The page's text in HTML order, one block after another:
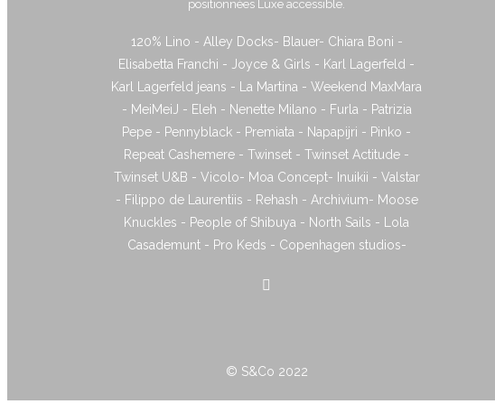
positionnées Luxe accessible.
120% Lino - Alley Docks- Blauer- Chiara Boni -
Elisabetta Franchi - Joyce & Girls - Karl Lagerfeld -
Karl Lagerfeld jeans - La Martina - Weekend MaxMara
- MeiMeiJ - Eleh - Nenette Milano - Furla - Patrizia
Pepe - Pennyblack - Premiata - Napapijri - Pinko -
Repeat Cashemere - Twinset - Twinset Actitude -
Twinset U&B - Vicolo- Moa Concept- Inuikii - Valstar
- Filippo de Laurentiis - Rehash - Archivium- Moose
Knuckles - People of Shibuya - North Sails - Lola
Casademunt - Pro Keds - Copenhagen studios-
© S&Co 2022